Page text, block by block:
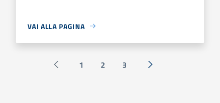
VAI ALLA PAGINA
Pagina precedente
1 2 3 Successiva »